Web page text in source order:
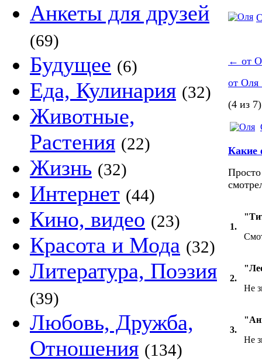
Анкеты для друзей
(69)
Будущее (6)
Еда, Кулинария (32)
Животные,
Растения (22)
Жизнь (32)
Интернет (44)
Кино, видео (23)
Красота и Мода (32)
Литература, Поэзия
(39)
Любовь, Дружба,
Отношения (134)
← от
от Оля
(4 из 7)
Какие
1.
2.
Не
3.
Не